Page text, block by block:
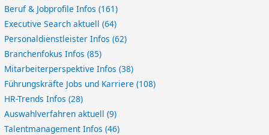
Beruf & Jobprofile Infos(161)
Executive Search aktuell(64)
Personaldienstleister Infos(62)
Branchenfokus Infos(85)
Mitarbeiterperspektive Infos(38)
Führungskräfte Jobs und Karriere(108)
HR-Trends Infos(28)
Auswahlverfahren aktuell(9)
Talentmanagement Infos(46)